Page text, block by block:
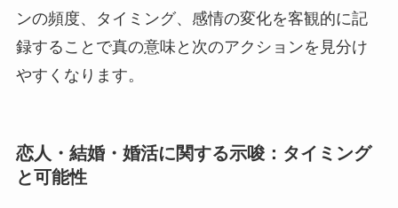
ンの頻度、タイミング、感情の変化を客観的に記
録することで真の意味と次のアクションを見分け
やすくなります。
恋人・結婚・婚活に関する示唆：タイミング
と可能性